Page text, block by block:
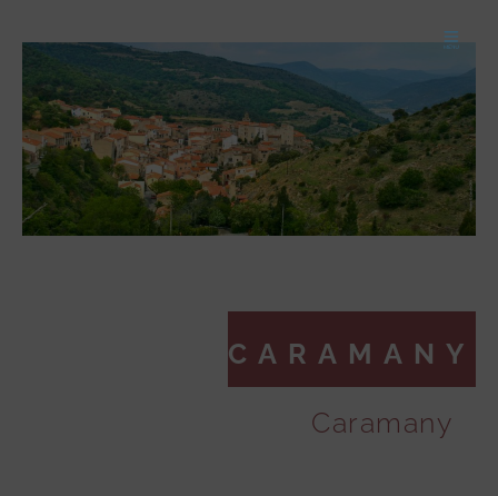
CARAMANY
Caramany